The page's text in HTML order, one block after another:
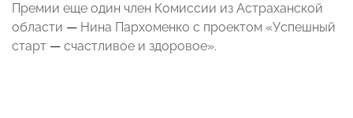
Премии еще один член Комиссии из Астраханской
области — Нина Пархоменко с проектом «Успешный
старт — счастливое и здоровое».